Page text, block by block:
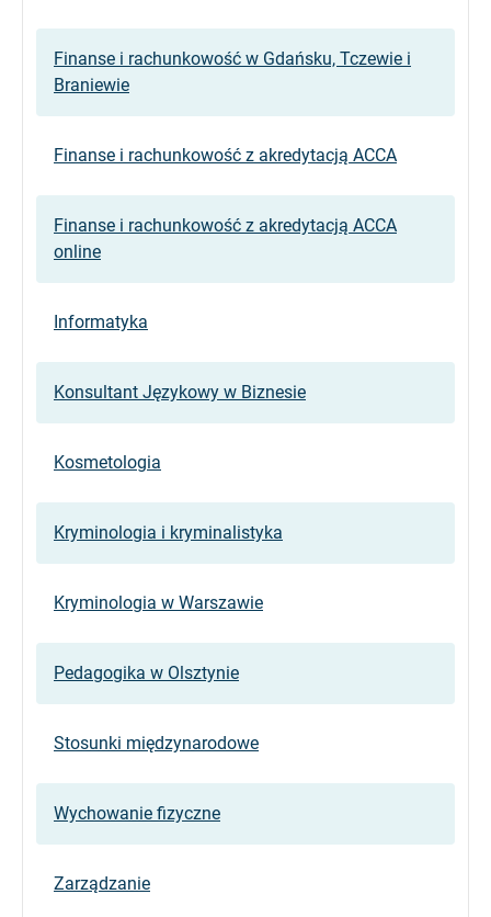
Finanse i rachunkowość w Gdańsku, Tczewie i
Braniewie
Finanse i rachunkowość z akredytacją ACCA
Finanse i rachunkowość z akredytacją ACCA
online
Informatyka
Konsultant Językowy w Biznesie
Kosmetologia
Kryminologia i kryminalistyka
Kryminologia w Warszawie
Pedagogika w Olsztynie
Stosunki międzynarodowe
Wychowanie fizyczne
Zarządzanie